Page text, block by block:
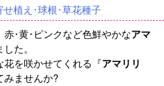
せ植え･球根･草花種子
･黄･ピンクなど色鮮やかなアマ
た。
を咲かせてくれる『アマリリ
みませんか?